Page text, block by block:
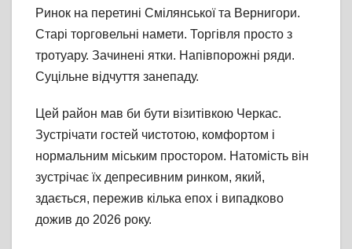
Ринок на перетині Смілянської та Вернигори.
Старі торговельні намети. Торгівля просто з
тротуару. Зачинені ятки. Напівпорожні ряди.
Суцільне відчуття занепаду.
Цей район мав би бути візитівкою Черкас.
Зустрічати гостей чистотою, комфортом і
нормальним міським простором. Натомість він
зустрічає їх депресивним ринком, який,
здається, пережив кілька епох і випадково
дожив до 2026 року.